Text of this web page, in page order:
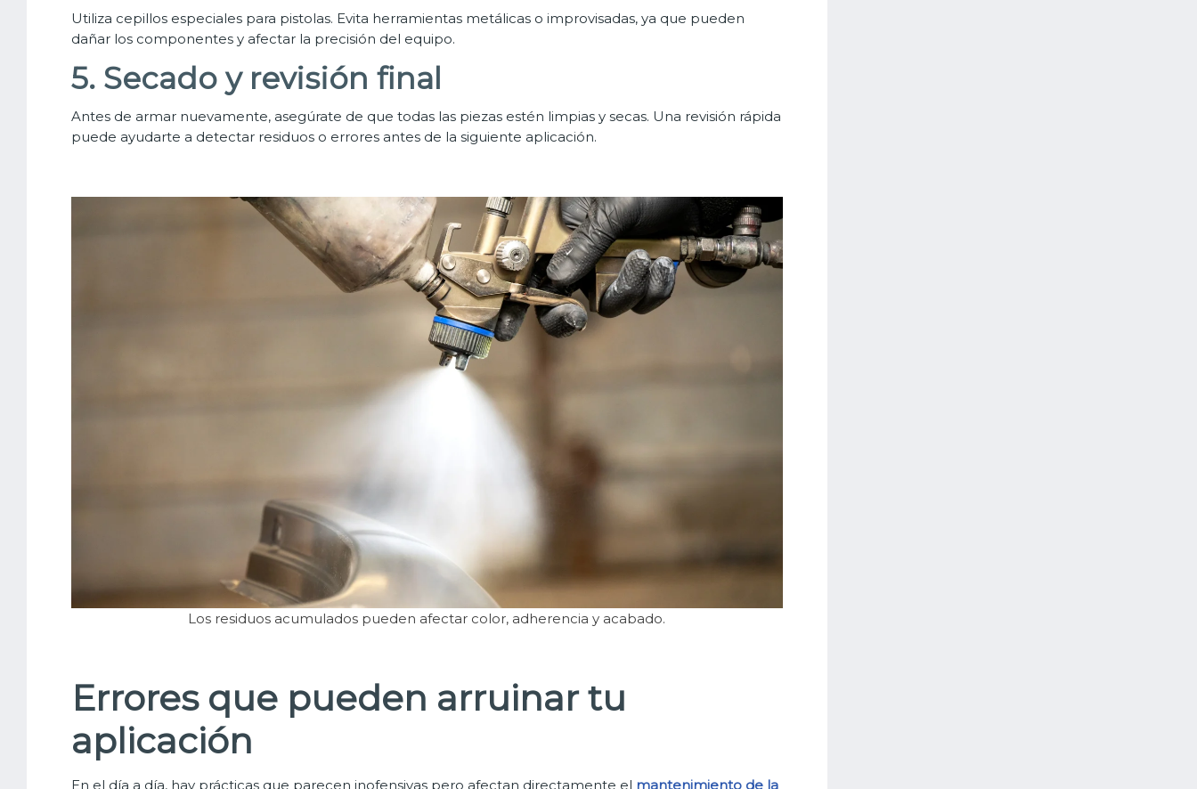
Utiliza cepillos especiales para pistolas. Evita herramientas metálicas o improvisadas, ya que pueden
dañar los componentes y afectar la precisión del equipo.
5. Secado y revisión final
Antes de armar nuevamente, asegúrate de que todas las piezas estén limpias y secas. Una revisión rápida
puede ayudarte a detectar residuos o errores antes de la siguiente aplicación.
Los residuos acumulados pueden afectar color, adherencia y acabado.
Errores que pueden arruinar tu
aplicación
En el día a día, hay prácticas que parecen inofensivas pero afectan directamente el mantenimiento de la